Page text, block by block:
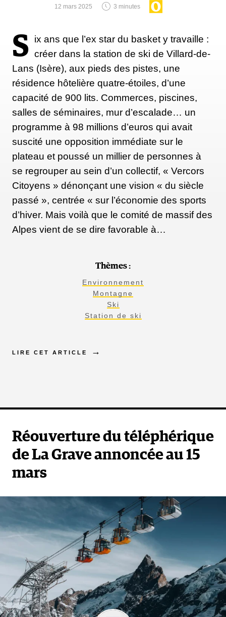
12 mars 2025 3 minutes
S ix ans que l’ex star du basket y travaille :
créer dans la station de ski de Villard-de-
Lans (Isère), aux pieds des pistes, une
résidence hôtelière quatre-étoiles, d’une
capacité de 900 lits. Commerces, piscines,
salles de séminaires, mur d’escalade… un
programme à 98 millions d’euros qui avait
suscité une opposition immédiate sur le
plateau et poussé un millier de personnes à
se regrouper au sein d’un collectif, « Vercors
Citoyens » dénonçant une vision « du siècle
passé », centrée « sur l’économie des sports
d’hiver. Mais voilà que le comité de massif des
Alpes vient de se dire favorable à…
Thèmes :
Environnement
Montagne
Ski
Station de ski
LIRE CET ARTICLE
Réouverture du téléphérique
de La Grave annoncée au 15
mars